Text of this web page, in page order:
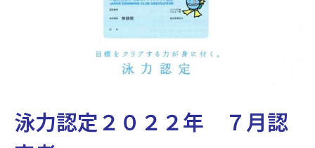
泳力認定２０２２年 ７月認